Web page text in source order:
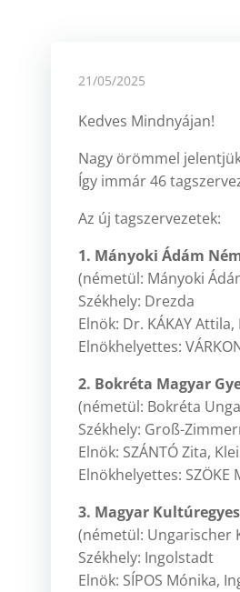
21/05/2025
Kedves Mindnyájan!
Nagy örömmel
Így immár 46
Az új tagszervezetek:
1. Mányoki Ádám
(németül: Mányoki
Székhely: Drezda
Elnök: Dr. KÁKAY
Elnökhelyettes:
2. Bokréta Magyar
(németül: Bokréta
Székhely: Groß-
Elnök: SZÁNTÓ Zita,
Elnökhelyettes:
3. Magyar
(németül: Ungarischer
Székhely: Ingolstadt
Elnök: SÍPOS Mónika,